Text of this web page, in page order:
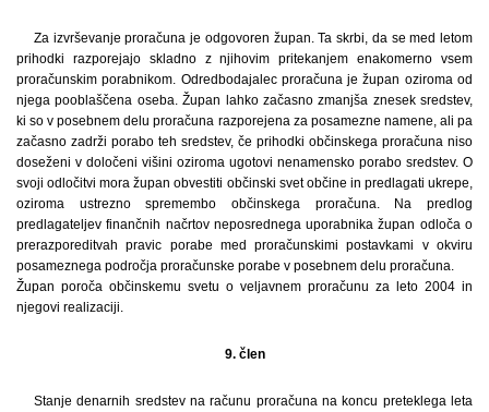
Za izvrševanje proračuna je odgovoren župan. Ta skrbi, da se med letom
prihodki razporejajo skladno z njihovim pritekanjem enakomerno vsem
proračunskim porabnikom. Odredbodajalec proračuna je župan oziroma od
njega pooblaščena oseba. Župan lahko začasno zmanjša znesek sredstev,
ki so v posebnem delu proračuna razporejena za posamezne namene, ali pa
začasno zadrži porabo teh sredstev, če prihodki občinskega proračuna niso
doseženi v določeni višini oziroma ugotovi nenamensko porabo sredstev. O
svoji odločitvi mora župan obvestiti občinski svet občine in predlagati ukrepe,
oziroma ustrezno spremembo občinskega proračuna. Na predlog
predlagateljev finančnih načrtov neposrednega uporabnika župan odloča o
prerazporeditvah pravic porabe med proračunskimi postavkami v okviru
posameznega področja proračunske porabe v posebnem delu proračuna.
Župan poroča občinskemu svetu o veljavnem proračunu za leto 2004 in
njegovi realizaciji.
9. člen
Stanje denarnih sredstev na računu proračuna na koncu preteklega leta